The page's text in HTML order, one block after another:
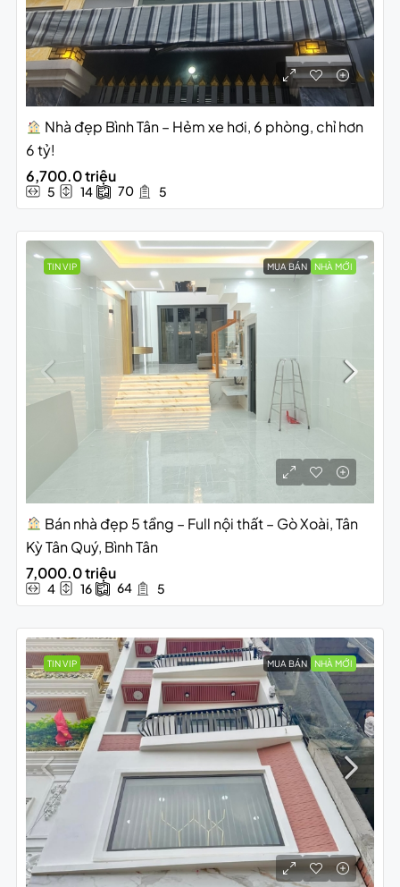
Nhà đẹp Bình Tân – Hẻm xe hơi, 6 phòng, chỉ hơn
6 tỷ!
6,700.0 triệu
5 14 70 5
TIN VIP MUA BÁN NHÀ MỚI
Bán nhà đẹp 5 tầng – Full nội thất – Gò Xoài, Tân
Kỳ Tân Quý, Bình Tân
7,000.0 triệu
4 16 64 5
TIN VIP MUA BÁN NHÀ MỚI